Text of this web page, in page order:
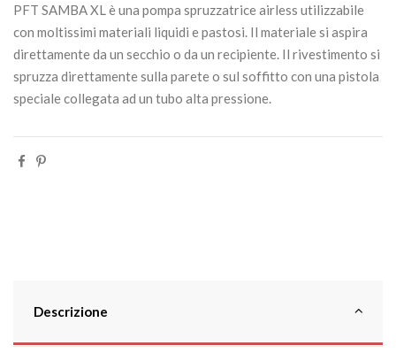
PFT SAMBA XL è una pompa spruzzatrice airless utilizzabile
con moltissimi materiali liquidi e pastosi. Il materiale si aspira
direttamente da un secchio o da un recipiente. Il rivestimento si
spruzza direttamente sulla parete o sul soffitto con una pistola
speciale collegata ad un tubo alta pressione.
Descrizione